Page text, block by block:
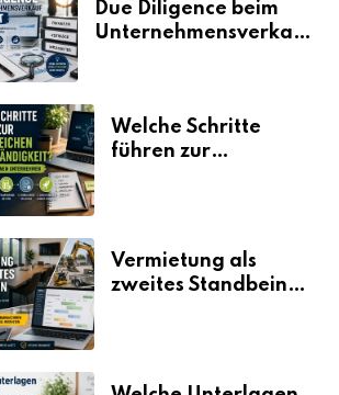
Due Diligence beim
Unternehmensverkauf
Welche Schritte
führen zur
Vermietung als
zweites Standbein:
Umsätze machen